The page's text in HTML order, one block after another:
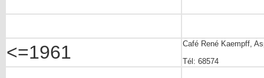
<=1961
Café René Kaempff,
Tél: 68574